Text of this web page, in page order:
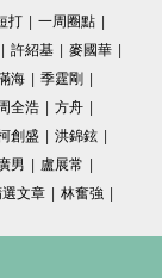
打 | 一周圈點 |
| 許紹基 | 麥國華 |
海 | 季霆剛 |
全浩 | 方舟 |
創盛 | 洪錦鉉 |
男 | 盧展常 |
文章 | 林奮強 |